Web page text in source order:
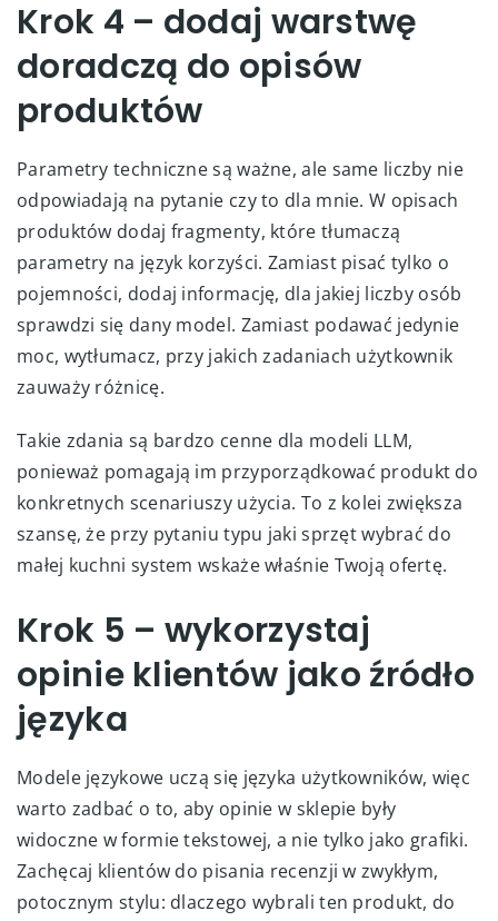
Krok 4 – dodaj warstwę
doradczą do opisów
produktów
Parametry techniczne są ważne, ale same liczby nie
odpowiadają na pytanie czy to dla mnie. W opisach
produktów dodaj fragmenty, które tłumaczą
parametry na język korzyści. Zamiast pisać tylko o
pojemności, dodaj informację, dla jakiej liczby osób
sprawdzi się dany model. Zamiast podawać jedynie
moc, wytłumacz, przy jakich zadaniach użytkownik
zauważy różnicę.
Takie zdania są bardzo cenne dla modeli LLM,
ponieważ pomagają im przyporządkować produkt do
konkretnych scenariuszy użycia. To z kolei zwiększa
szansę, że przy pytaniu typu jaki sprzęt wybrać do
małej kuchni system wskaże właśnie Twoją ofertę.
Krok 5 – wykorzystaj
opinie klientów jako źródło
języka
Modele językowe uczą się języka użytkowników, więc
warto zadbać o to, aby opinie w sklepie były
widoczne w formie tekstowej, a nie tylko jako grafiki.
Zachęcaj klientów do pisania recenzji w zwykłym,
potocznym stylu: dlaczego wybrali ten produkt, do